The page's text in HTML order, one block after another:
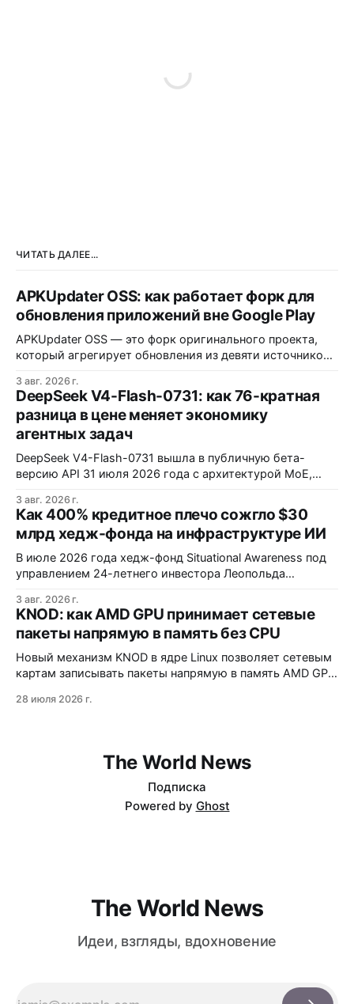
ЧИТАТЬ ДАЛЕЕ...
APKUpdater OSS: как работает форк для
обновления приложений вне Google Play
APKUpdater OSS — это форк оригинального проекта,
который агрегирует обновления из девяти источников,
установку через Session Installer, Root или Shizuku, но
требует ручной проверки безопасности APK и зависит
от качества метаданных в источниках.
3 авг. 2026 г.
DeepSeek V4-Flash-0731: как 76-кратная
разница в цене меняет экономику
агентных задач
DeepSeek V4-Flash-0731 вышла в публичную бета-
версию API 31 июля 2026 года с архитектурой MoE,
1M токенов. При типичной агентной нагрузке модель
обходится в $0,0096 за запуск против $0,7324 у Claude
Opus 4.8, но уступает в задачах с vision и comp…
3 авг. 2026 г.
Как 400% кредитное плечо сожгло $30
млрд хедж-фонда на инфраструктуре ИИ
В июле 2026 года хедж-фонд Situational Awareness под
управлением 24-летнего инвестора Леопольда
потеряв $30 млрд за месяц. Причина — маржин-коллы
на фоне падения акций чипов и облачных провайдеров,
купленных с плечом 400%.
3 авг. 2026 г.
KNOD: как AMD GPU принимает сетевые
пакеты напрямую в память без CPU
Новый механизм KNOD в ядре Linux позволяет сетевым
картам записывать пакеты напрямую в память AMD GPU
центральный процессор. Технология снижает задержки
28 июля 2026 г.
The World News
Подписка
Powered by Ghost
The World News
Идеи, взгляды, вдохновение